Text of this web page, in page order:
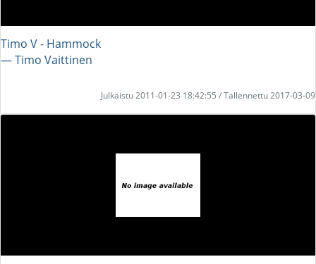
Timo V - Hammock
― Timo Vaittinen
Julkaistu 2011-01-23 18:42:55 / Tallennettu 2017-03-09